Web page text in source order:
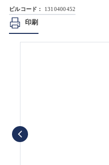
ビルコード： 1310400452
印刷